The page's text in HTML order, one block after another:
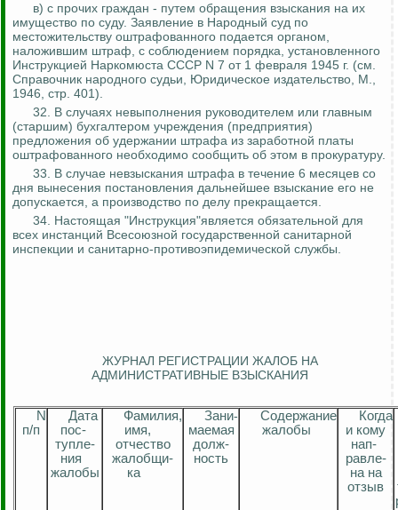
в) с прочих граждан - путем обращения взыскания на их
имущество по суду. Заявление в Народный суд по
местожительству оштрафованного подается органом,
наложившим штраф, с соблюдением порядка, установленного
Инструкцией Наркомюста СССР N 7 от 1 февраля 1945 г. (см.
Справочник народного судьи, Юридическое издательство, М.,
1946, стр. 401).
32. В случаях невыполнения руководителем или главным
(старшим) бухгалтером учреждения (предприятия)
предложения об удержании штрафа из заработной платы
оштрафованного необходимо сообщить об этом в прокуратуру.
33. В случае невзыскания штрафа в течение 6 месяцев со
дня вынесения постановления дальнейшее взыскание его не
допускается, а производство по делу прекращается.
34. Настоящая "Инструкция"является обязательной для
всех инстанций Всесоюзной государственной санитарной
инспекции и санитарно-противоэпидемической службы.
ЖУРНАЛ РЕГИСТРАЦИИ ЖАЛОБ НА
АДМИНИСТРАТИВНЫЕ ВЗЫСКАНИЯ
N
п/п
Дата
пос-
тупле-
ния
жалобы
Фамилия,
имя,
отчество
жалобщи-
ка
Зани-
маемая
долж-
ность
Содержание
жалобы
Когда
и кому
нап-
равле-
на на
отзыв